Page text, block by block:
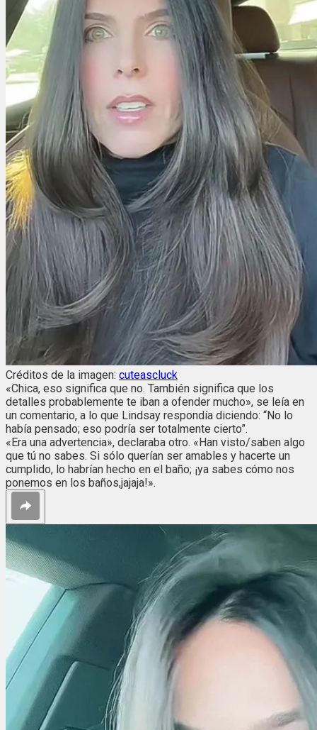
Créditos de la imagen: cuteascluck
«Chica, eso significa que no. También significa que los
detalles probablemente te iban a ofender mucho», se leía en
un comentario, a lo que Lindsay respondía diciendo: “No lo
había pensado; eso podría ser totalmente cierto”.
«Era una advertencia», declaraba otro. «Han visto/saben algo
que tú no sabes. Si sólo querían ser amables y hacerte un
cumplido, lo habrían hecho en el baño; ¡ya sabes cómo nos
ponemos en los baños,jajaja!».